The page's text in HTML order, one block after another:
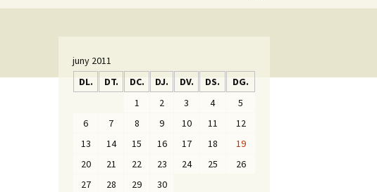
juny 2011
DL.
DT. DC. DJ. DV. DS. DG.
1 2 3 4
5
6
7 8 9 10 11
12
13
14 15 16 17 18
19
20
21 22 23 24 25
26
27
28 29 30